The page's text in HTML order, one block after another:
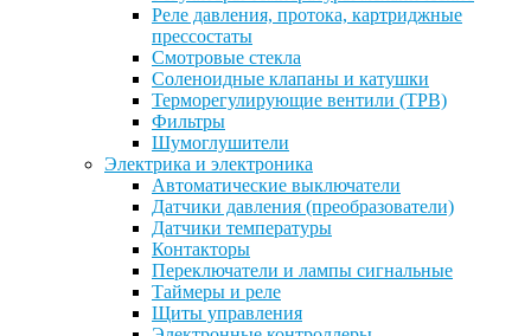
Реле давления, протока, картриджные
прессостаты
Смотровые стекла
Соленоидные клапаны и катушки
Терморегулирующие вентили (ТРВ)
Фильтры
Шумоглушители
Электрика и электроника
Автоматические выключатели
Датчики давления (преобразователи)
Датчики температуры
Контакторы
Переключатели и лампы сигнальные
Таймеры и реле
Щиты управления